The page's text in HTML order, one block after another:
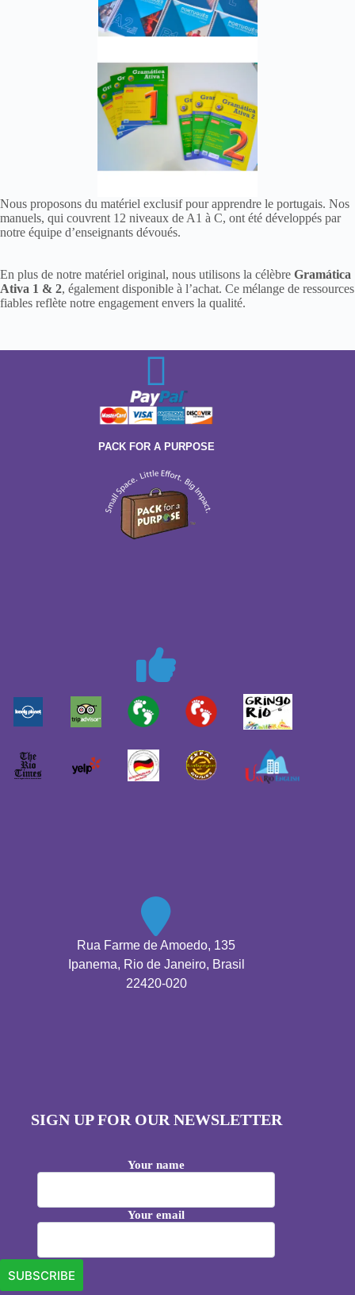
Nous proposons du matériel exclusif pour apprendre le portugais. Nos
manuels, qui couvrent 12 niveaux de A1 à C, ont été développés par
notre équipe d’enseignants dévoués.
En plus de notre matériel original, nous utilisons la célèbre Gramática
Ativa 1 & 2, également disponible à l’achat. Ce mélange de ressources
fiables reflète notre engagement envers la qualité.
PACK FOR A PURPOSE
Rua Farme de Amoedo, 135
Ipanema, Rio de Janeiro, Brasil
22420-020
SIGN UP FOR OUR NEWSLETTER
Your name
Your email